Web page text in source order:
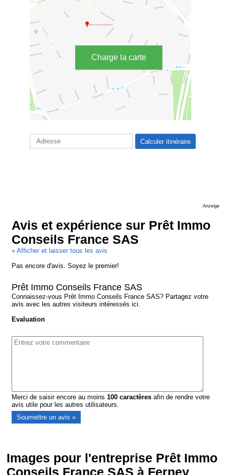
Charge la carte
Anzeige
Avis et expérience sur Prêt Immo
Conseils France SAS
» Afficher et laisser tous les avis
Pas encore d'avis. Soyez le premier!
Prêt Immo Conseils France SAS
Connaissez-vous Prêt Immo Conseils France SAS? Partagez votre
avis avec les autres visiteurs intéressés ici.
Evaluation
Merci de saisir encore au moins100 caractères afin de rendre votre
avis utile pour les autres utilisateurs.
Images pour l'entreprise Prêt Immo